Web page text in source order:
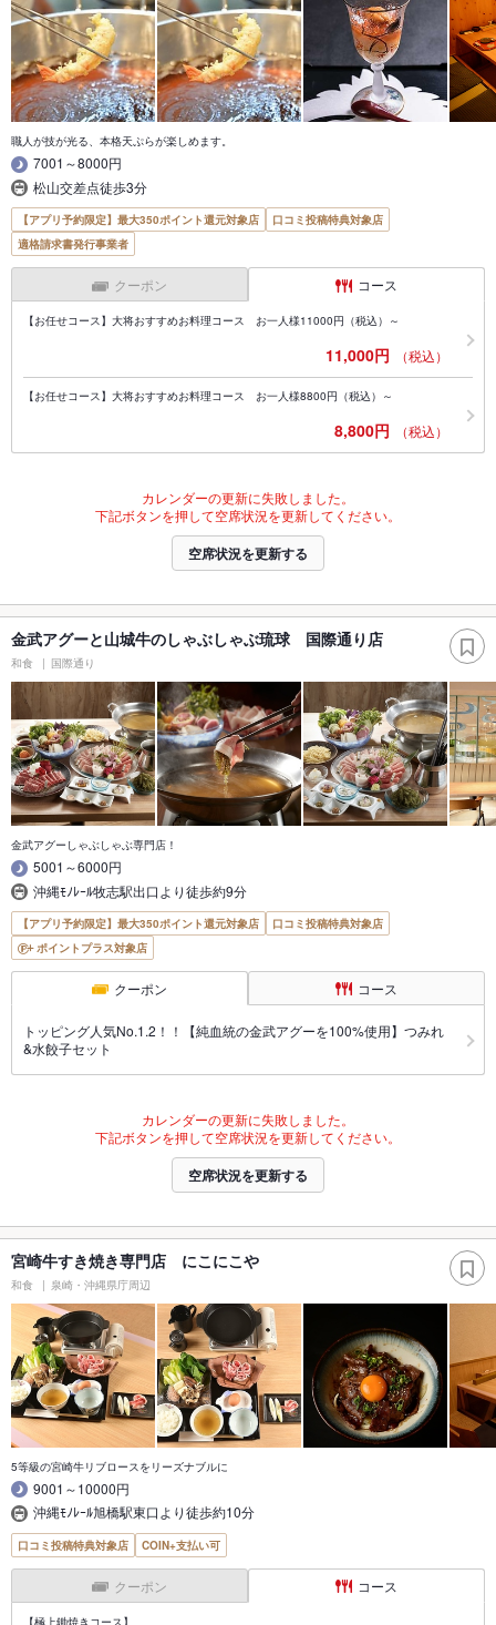
職人が技が光る、本格天ぷらが楽しめます。
7001～8000円
松山交差点徒歩3分
【アプリ予約限定】最大350ポイント還元対象店
口コミ投稿特典対象店
適格請求書発行事業者
クーポン コース
【お任せコース】大将おすすめお料理コース お一人様11000円（税込）～
11,000円 （税込）
【お任せコース】大将おすすめお料理コース お一人様8800円（税込）～
8,800円 （税込）
カレンダーの更新に失敗しました。
下記ボタンを押して空席状況を更新してください。
空席状況を更新する
金武アグーと山城牛のしゃぶしゃぶ琉球 国際通り店
和食 国際通り
金武アグーしゃぶしゃぶ専門店！
5001～6000円
沖縄ﾓﾉﾚｰﾙ牧志駅出口より徒歩約9分
【アプリ予約限定】最大350ポイント還元対象店
口コミ投稿特典対象店
ポイントプラス対象店
クーポン コース
トッピング人気No.1.2！！【純血統の金武アグーを100%使用】つみれ
&水餃子セット
カレンダーの更新に失敗しました。
下記ボタンを押して空席状況を更新してください。
空席状況を更新する
宮崎牛すき焼き専門店 にこにこや
和食 泉崎・沖縄県庁周辺
5等級の宮崎牛リブロースをリーズナブルに
9001～10000円
沖縄ﾓﾉﾚｰﾙ旭橋駅東口より徒歩約10分
口コミ投稿特典対象店 COIN+支払い可
クーポン コース
【極上鋤焼きコース】